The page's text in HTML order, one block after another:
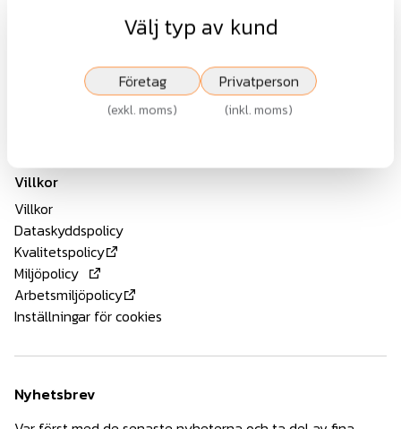
Vardagar 07.00-16.00
Avvikande öppettider
Mina sidor
Montageanvisningar
Referenser
Katalog
Villkor
Villkor
Dataskyddspolicy
Kvalitetspolicy
Miljöpolicy
Arbetsmiljöpolicy
Inställningar för cookies
Nyhetsbrev
Välj typ av kund
Företag
(exkl. moms)
Privatperson
(inkl. moms)